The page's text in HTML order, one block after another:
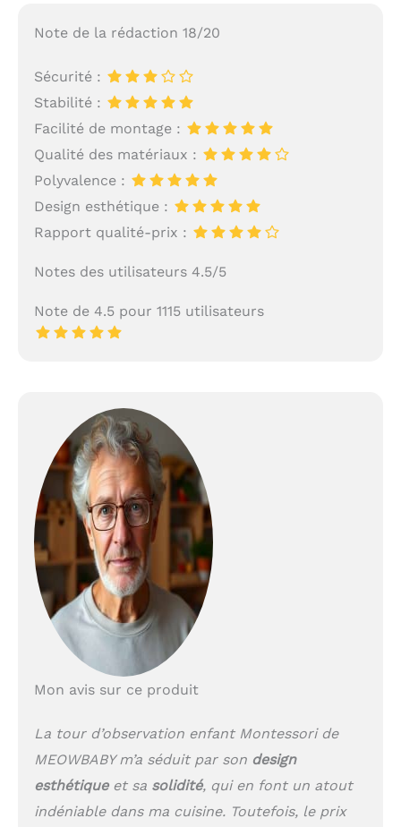
Note de la rédaction 18/20
Sécurité :
Stabilité :
Facilité de montage :
Qualité des matériaux :
Polyvalence :
Design esthétique :
Rapport qualité-prix :
Notes des utilisateurs 4.5/5
Note de 4.5 pour 1115 utilisateurs
Mon avis sur ce produit
La tour d’observation enfant Montessori de
MEOWBABY m’a séduit par son design
esthétiqueet sa solidité, qui en font un atout
indéniable dans ma cuisine. Toutefois, le prix